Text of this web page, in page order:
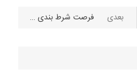
فرصت شرط بندی را از دست ندهید؛ ساعت بازی‌های پرسپولیس در لیگ قهرمانان آسیا ۲۴-۲۰۲۳